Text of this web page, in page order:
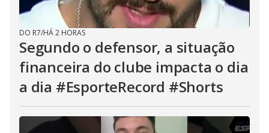
DO R7/HÁ 2 HORAS
Segundo o defensor, a situação
financeira do clube impacta o dia
a dia #EsporteRecord #Shorts